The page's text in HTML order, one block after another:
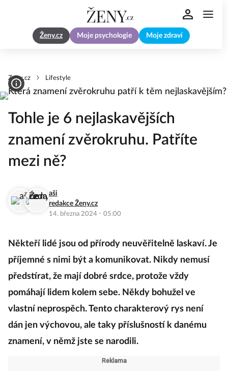
Ženy.cz Moje psychologie Moje zdraví
Zeny.cz Lifestyle
Tohle je 6 nejlaskavějších
znamení zvěrokruhu. Patříte
mezi ně?
aši
redakce Ženy.cz
14. března 2024 · 05:00
Někteří lidé jsou od přírody neuvěřitelně laskaví. Je
příjemné s nimi být a komunikovat. Nikdy nemusí
předstírat, že mají dobré srdce, protože vždy
pomáhají lidem kolem sebe. Někdy bohužel ve
vlastní neprospěch. Tento charakterový rys není
dán jen výchovou, ale taky příslušností k danému
znamení, v němž jste se narodili.